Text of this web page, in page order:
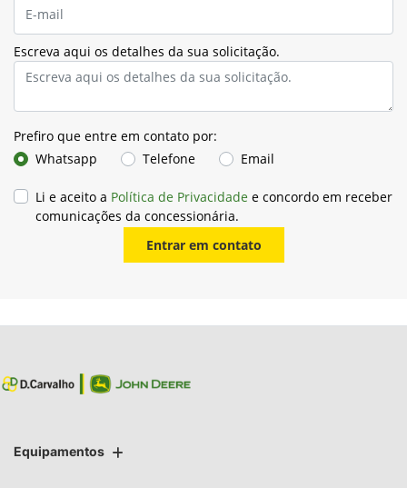
Escreva aqui os detalhes da sua solicitação.
Prefiro que entre em contato por:
Whatsapp
Telefone Email
Li e aceito a Política de Privacidade e concordo em receber
comunicações da concessionária.
Entrar em contato
Equipamentos